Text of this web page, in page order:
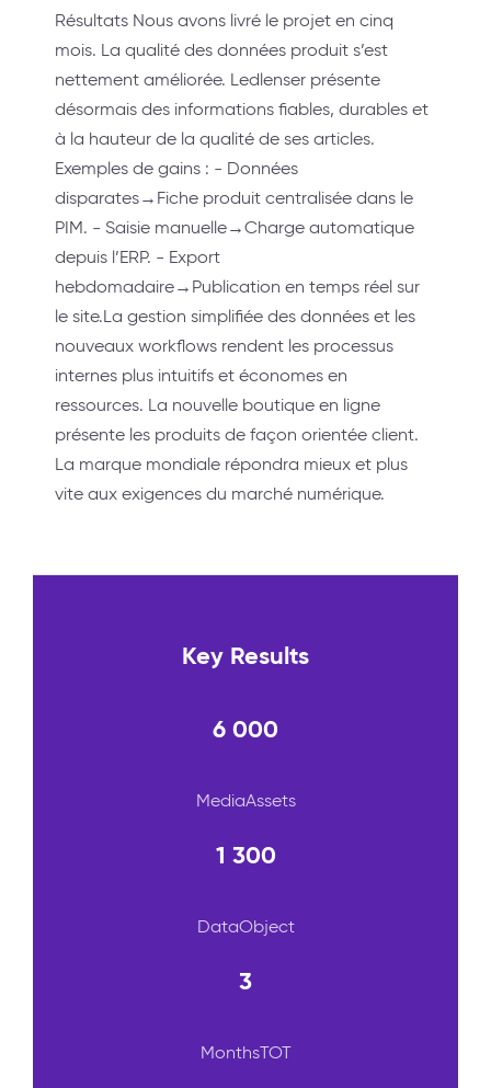
Résultats Nous avons livré le projet en cinq
mois. La qualité des données produit s’est
nettement améliorée. Ledlenser présente
désormais des informations fiables, durables et
à la hauteur de la qualité de ses articles.
Exemples de gains : - Données
disparates→Fiche produit centralisée dans le
PIM. - Saisie manuelle→Charge automatique
depuis l’ERP. - Export
hebdomadaire→Publication en temps réel sur
le site.La gestion simplifiée des données et les
nouveaux workflows rendent les processus
internes plus intuitifs et économes en
ressources. La nouvelle boutique en ligne
présente les produits de façon orientée client.
La marque mondiale répondra mieux et plus
vite aux exigences du marché numérique.
Key Results
6 000
MediaAssets
1 300
DataObject
3
MonthsTOT